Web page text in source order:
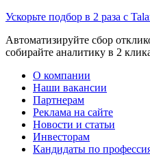
Ускорьте подбор в 2 раза с
Автоматизируйте сбор
собирайте аналитику в 2
О компании
Наши вакансии
Партнерам
Реклама на сайте
Новости и статьи
Инвесторам
Кандидаты по